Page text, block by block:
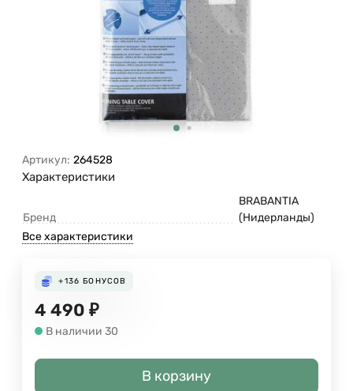
Артикул: 264528
Характеристики
Бренд
BRABANTIA
(Нидерланды)
Все характеристики
+136 БОНУСОВ
4 490 ₽
В наличии 30
В корзину